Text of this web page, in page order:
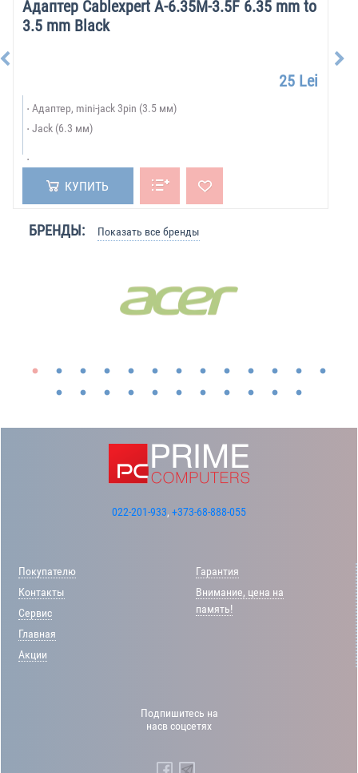
Адаптер Cablexpert A-6.35M-3.5F 6.35 mm to
3.5 mm Black
25 Lei
Адаптер, mini-jack 3pin (3.5 мм)
Jack (6.3 мм)
КУПИТЬ
БРЕНДЫ: Показать все бренды
022-201-933, +373-68-888-055
Покупателю
Контакты
Сервис
Главная
Акции
Гарантия
Внимание, цена на
память!
Подпишитесь на
насв соцсетях